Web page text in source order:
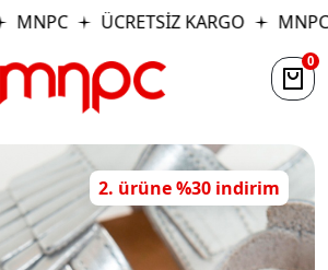
MNPC ÜCRETSİZ KARGO MNPC
0
2. ürüne %30 indirim